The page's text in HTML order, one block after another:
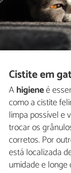
Cistite em
Ahigieneé
como a cistite
limpa possível e
trocar os
corretos. Por
está localizada
umidade e